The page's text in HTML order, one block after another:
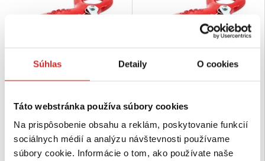
Súhlas Detaily O cookies
Táto webstránka používa súbory cookies
Na prispôsobenie obsahu a reklám, poskytovanie funkcií
sociálnych médií a analýzu návštevnosti používame
súbory cookie. Informácie o tom, ako používate naše
Nosnosť (kg): 4500 kg
Farba: červená
Nie je skladom
3000kg
6,77 €
Nosnosť (kg): 3000 kg
Farba: červená